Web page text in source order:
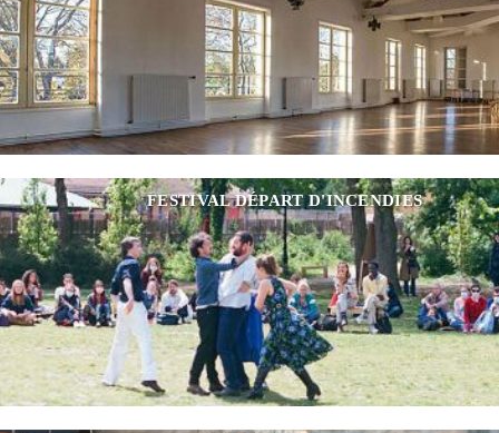
FESTIVAL DÉPART D'INCENDIES